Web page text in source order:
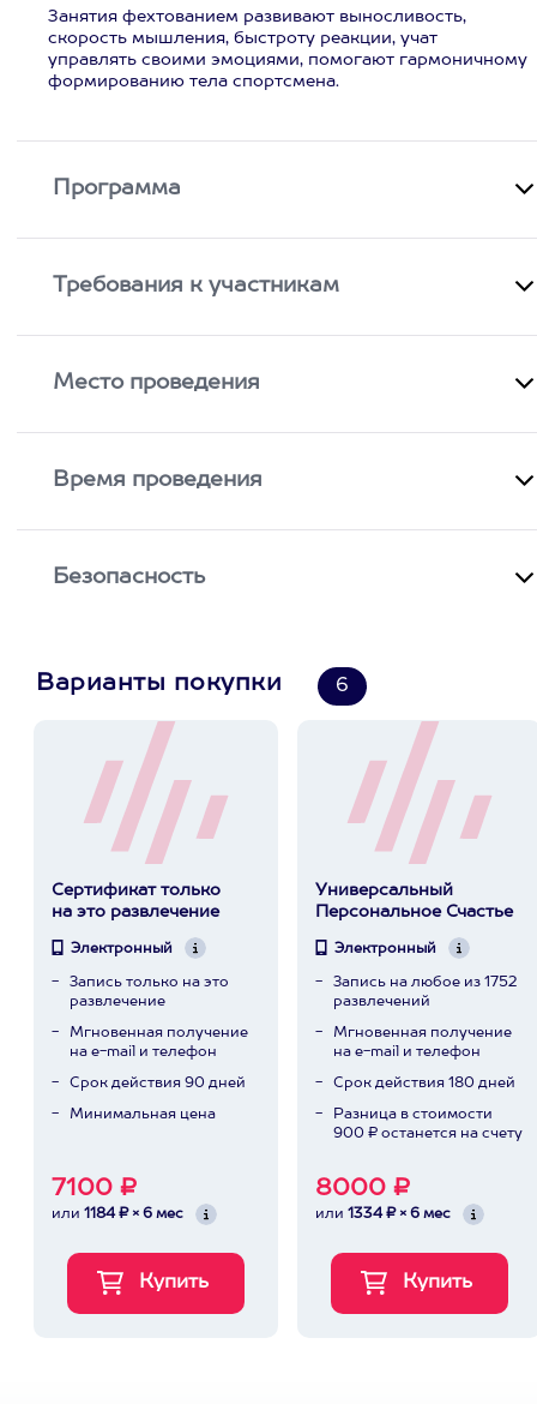
Занятия фехтованием развивают выносливость,
скорость мышления, быстроту реакции, учат
управлять своими эмоциями, помогают гармоничному
формированию тела спортсмена.
Программа
Требования к участникам
Место проведения
Время проведения
Безопасность
Варианты покупки 6
Сертификат только
на это развлечение
Электронный
Запись только на это
развлечение
Мгновенная получение
на e-mail и телефон
Срок действия 90 дней
Минимальная цена
7100 ₽
или 1184 ₽ × 6 мес
Универсальный
Персональное Счастье
Электронный
Запись на любое из 1752
развлечений
Мгновенная получение
на e-mail и телефон
Срок действия 180 дней
Разница в стоимости
900 ₽ останется на счету
8000 ₽
или 1334 ₽ × 6 мес